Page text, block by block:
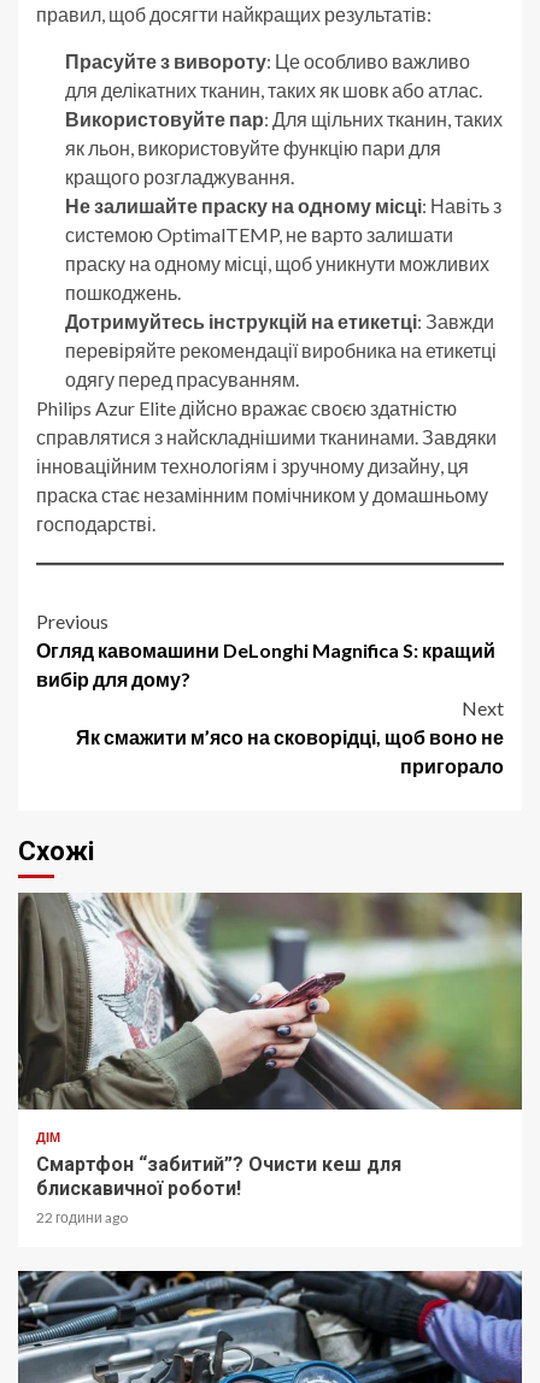
правил, щоб досягти найкращих результатів:
Прасуйте з вивороту: Це особливо важливо
для делікатних тканин, таких як шовк або атлас.
Використовуйте пар: Для щільних тканин, таких
як льон, використовуйте функцію пари для
кращого розгладжування.
Не залишайте праску на одному місці: Навіть з
системою OptimalTEMP, не варто залишати
праску на одному місці, щоб уникнути можливих
пошкоджень.
Дотримуйтесь інструкцій на етикетці: Завжди
перевіряйте рекомендації виробника на етикетці
одягу перед прасуванням.
Philips Azur Elite дійсно вражає своєю здатністю
справлятися з найскладнішими тканинами. Завдяки
інноваційним технологіям і зручному дизайну, ця
праска стає незамінним помічником у домашньому
господарстві.
Post
navigation
Previous
Огляд кавомашини DeLonghi Magnifica S: кращий
вибір для дому?
Next
Як смажити м’ясо на сковорідці, щоб воно не
пригорало
Схожі
ДІМ
Смартфон “забитий”? Очисти кеш для
блискавичної роботи!
22 години ago